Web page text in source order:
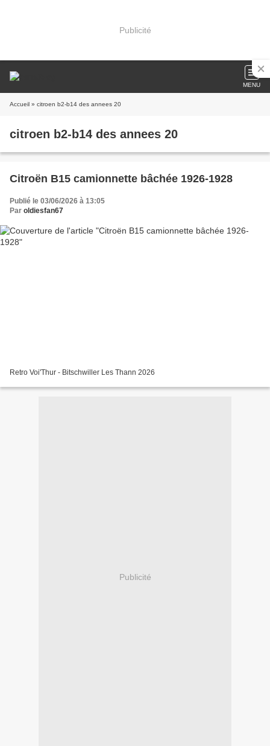
Publicité
MENU
Accueil » citroen b2-b14 des annees 20
citroen b2-b14 des annees 20
Citroën B15 camionnette bâchée 1926-1928
Publié le 03/06/2026 à 13:05
Par oldiesfan67
Retro Voi'Thur - Bitschwiller Les Thann 2026
Publicité